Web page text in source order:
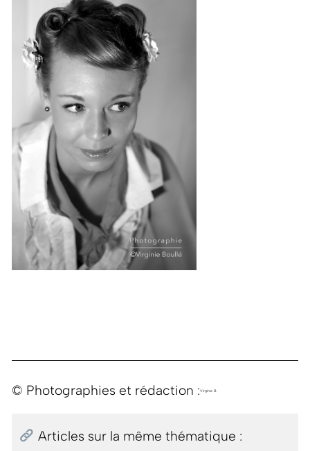
© Photographies et rédaction :Virginie B.
Articles sur la même thématique :